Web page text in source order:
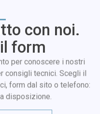
con noi.
form
per conoscere i nostri
consigli tecnici. Scegli il
form dal sito o telefono:
disposizione.